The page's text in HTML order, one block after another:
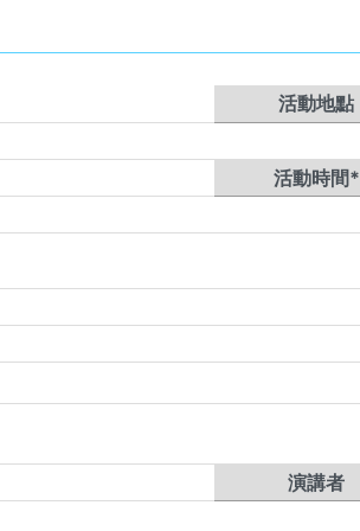
活動地點
活動時間*
演講者